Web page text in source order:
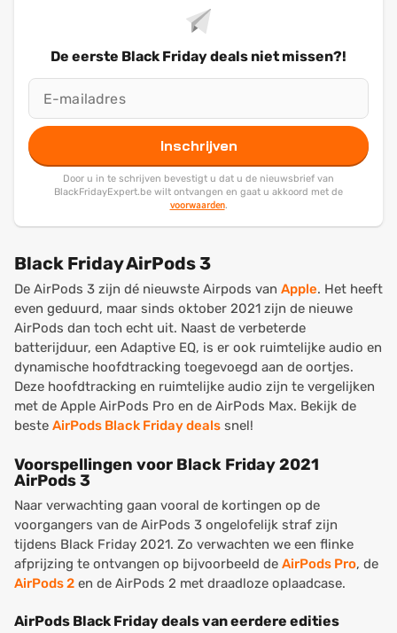
De eerste Black Friday deals niet missen?!
Inschrijven
Door u in te schrijven bevestigt u dat u de nieuwsbrief van
BlackFridayExpert.be wilt ontvangen en gaat u akkoord met de
voorwaarden.
Black Friday AirPods 3
De AirPods 3 zijn dé nieuwste Airpods van Apple. Het heeft
even geduurd, maar sinds oktober 2021 zijn de nieuwe
AirPods dan toch echt uit. Naast de verbeterde
batterijduur, een Adaptive EQ, is er ook ruimtelijke audio en
dynamische hoofdtracking toegevoegd aan de oortjes.
Deze hoofdtracking en ruimtelijke audio zijn te vergelijken
met de Apple AirPods Pro en de AirPods Max. Bekijk de
beste AirPods Black Friday deals snel!
Voorspellingen voor Black Friday 2021
AirPods 3
Naar verwachting gaan vooral de kortingen op de
voorgangers van de AirPods 3 ongelofelijk straf zijn
tijdens Black Friday 2021. Zo verwachten we een flinke
afprijzing te ontvangen op bijvoorbeeld de AirPods Pro, de
AirPods 2 en de AirPods 2 met draadloze oplaadcase.
AirPods Black Friday deals van eerdere edities